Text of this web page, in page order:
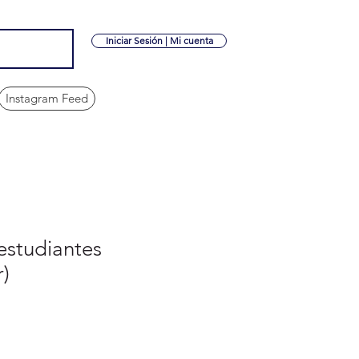
Iniciar Sesión | Mi cuenta
Instagram Feed